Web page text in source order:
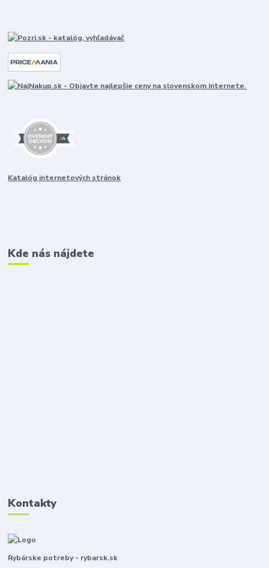
Katalóg internetových stránok
Kde nás nájdete
Kontakty
Rybárske potreby - rybarsk.sk